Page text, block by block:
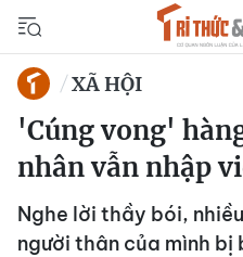
XÃ HỘI
'Cúng vong'
nhân vẫn nhập
Nghe lời thầy bói,
người thân của mình bị